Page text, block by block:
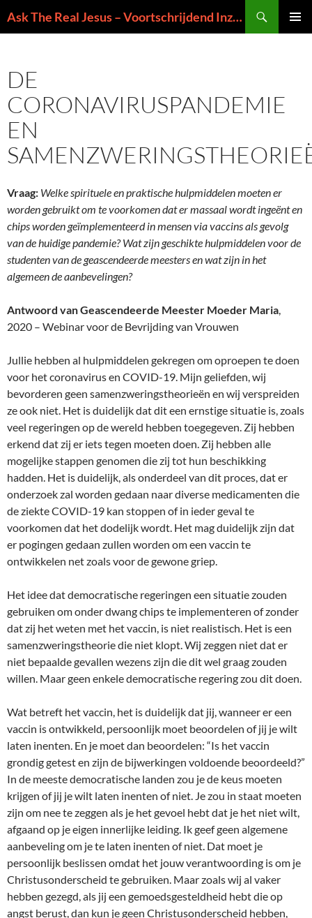
naar
Ask The Real Jesus – Voortschrijdend Inzicht in de Zin van het Leven
DE
CORONAVIRUSPANDEMIE
EN
Vraag: Welke spirituele en praktische hulpmiddelen moeten er
worden gebruikt om te voorkomen dat er massaal wordt ingeënt en
chips worden geïmplementeerd in mensen via vaccins als gevolg
van de huidige pandemie? Wat zijn geschikte hulpmiddelen voor de
studenten van de geascendeerde meesters en wat zijn in het
algemeen de aanbevelingen?
Antwoord van Geascendeerde Meester Moeder Maria,
2020 – Webinar voor de Bevrijding van Vrouwen
Jullie hebben al hulpmiddelen gekregen om oproepen te doen
voor het coronavirus en COVID-19. Mijn geliefden, wij
bevorderen geen samenzweringstheorieën en wij verspreiden
ze ook niet. Het is duidelijk dat dit een ernstige situatie is, zoals
veel regeringen op de wereld hebben toegegeven. Zij hebben
erkend dat zij er iets tegen moeten doen. Zij hebben alle
mogelijke stappen genomen die zij tot hun beschikking
hadden. Het is duidelijk, als onderdeel van dit proces, dat er
onderzoek zal worden gedaan naar diverse medicamenten die
de ziekte COVID-19 kan stoppen of in ieder geval te
voorkomen dat het dodelijk wordt. Het mag duidelijk zijn dat
er pogingen gedaan zullen worden om een vaccin te
ontwikkelen net zoals voor de gewone griep.
Het idee dat democratische regeringen een situatie zouden
gebruiken om onder dwang chips te implementeren of zonder
dat zij het weten met het vaccin, is niet realistisch. Het is een
samenzweringstheorie die niet klopt. Wij zeggen niet dat er
niet bepaalde gevallen wezens zijn die dit wel graag zouden
willen. Maar geen enkele democratische regering zou dit doen.
Wat betreft het vaccin, het is duidelijk dat jij, wanneer er een
vaccin is ontwikkeld, persoonlijk moet beoordelen of jij je wilt
laten inenten. En je moet dan beoordelen: “Is het vaccin
grondig getest en zijn de bijwerkingen voldoende beoordeeld?”
In de meeste democratische landen zou je de keus moeten
krijgen of jij je wilt laten inenten of niet. Je zou in staat moeten
zijn om nee te zeggen als je het gevoel hebt dat je het niet wilt,
afgaand op je eigen innerlijke leiding. Ik geef geen algemene
aanbeveling om je te laten inenten of niet. Dat moet je
persoonlijk beslissen omdat het jouw verantwoording is om je
Christusonderscheid te gebruiken. Maar zoals wij al vaker
hebben gezegd, als jij een gemoedsgesteldheid hebt die op
angst berust, dan kun je geen Christusonderscheid hebben,